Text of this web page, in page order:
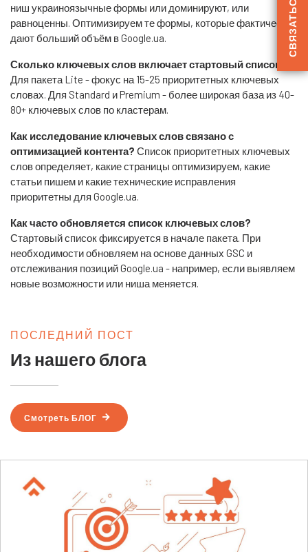
ниш украиноязычные формы или доминируют, или
равноценны. Оптимизируем те формы, которые фактически
дают больший объём в Google.ua.
Сколько ключевых слов включает стартовый список?
Для пакета Lite - фокус на 15-25 приоритетных ключевых
словах. Для Standard и Premium - более широкая база из 40-
80+ ключевых слов по кластерам.
Как исследование ключевых слов связано с
оптимизацией контента? Список приоритетных ключевых
слов определяет, какие страницы оптимизируем, какие
статьи пишем и какие технические исправления
приоритетны для Google.ua.
Как часто обновляется список ключевых слов?
Стартовый список фиксируется в начале пакета. При
необходимости обновляем на основе данных GSC и
отслеживания позиций Google.ua - например, если выявляем
новые возможности или ниша меняется.
ПОСЛЕДНИЙ ПОСТ
Из нашего блога
Смотреть БЛОГ
СВЯЗАТЬСЯ